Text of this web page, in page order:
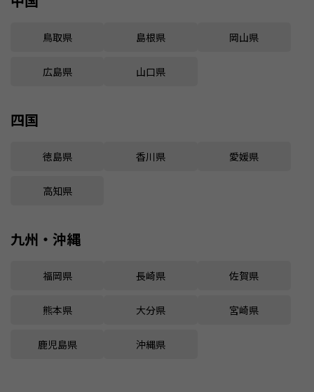
鳥取県 島根県 岡山県
広島県 山口県
四国
徳島県 香川県 愛媛県
高知県
九州・沖縄
福岡県 長崎県 佐賀県
熊本県 大分県 宮崎県
鹿児島県 沖縄県